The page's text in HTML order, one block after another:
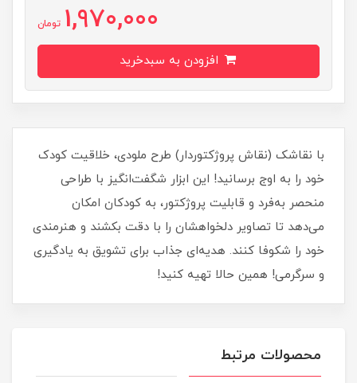
1,970,000 تومان
با نقاشک (نقاش پروژکتوردار) طرح ملودی، خلاقیت کودک
خود را به اوج برسانید! این ابزار شگفت‌انگیز با طراحی
منحصر به‌فرد و قابلیت پروژکتور، به کودکان امکان
می‌دهد تا تصاویر دلخواهشان را با دقت بکشند و هنرمندی
خود را شکوفا کنند. هدیه‌ای جذاب برای تشویق به یادگیری
و سرگرمی! همین حالا تهیه کنید!
محصولات مرتبط